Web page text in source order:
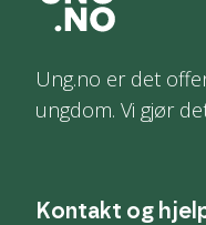
Ung.no er det
ungdom. Vi gjør
Kontakt og